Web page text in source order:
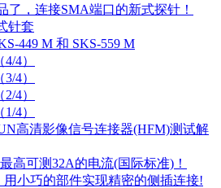
了，连接SMA端口的新式探针！
针套
449 M 和 SKS-559 M
4）
4）
4）
4）
高清影像信号连接器(HFM)测试解
高可测32A的电流(国际标准)！
小巧的部件实现精密的侧插连接!